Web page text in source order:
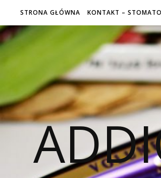
STRONA GŁÓWNA KONTAKT –